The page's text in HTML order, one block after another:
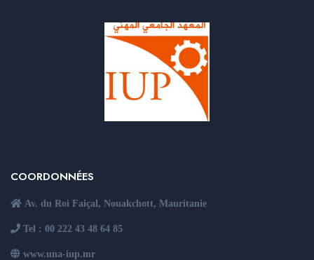
COORDONNÉES
Av. du Roi Faiçal, Nouakchott, Mauritanie
Tel : 00 222 43 48 64 85
www.una-iup.mr